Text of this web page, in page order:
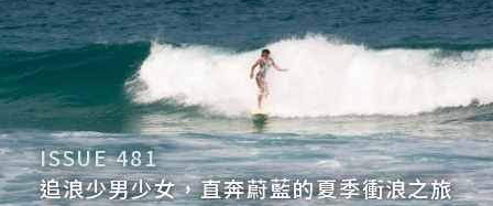
ISSUE 481
追浪少男少女，直奔蔚藍的夏季衝浪之旅